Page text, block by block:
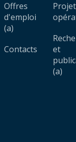
Offres
d'emploi
(a)
Contacts
et
(a)